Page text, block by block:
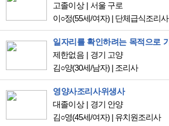
고졸이상
서울 구로
이○정(55세/여자) | 단체급식조리사
제한없음
경기 고양
김○양(30세/남자) | 조리사
영양사조리사위생사
대졸이상
경기 안양
김○영(45세/여자) | 유치원조리사